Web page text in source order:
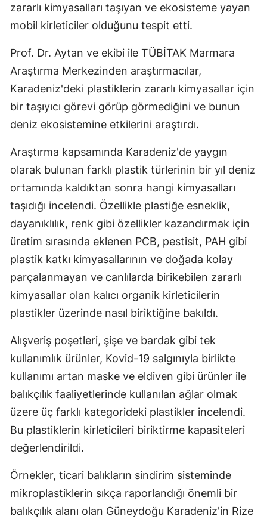
zararlı kimyasalları taşıyan ve ekosisteme yayan
mobil kirleticiler olduğunu tespit etti.
Prof. Dr. Aytan ve ekibi ile TÜBİTAK Marmara
Araştırma Merkezinden araştırmacılar,
Karadeniz'deki plastiklerin zararlı kimyasallar için
bir taşıyıcı görevi görüp görmediğini ve bunun
deniz ekosistemine etkilerini araştırdı.
Araştırma kapsamında Karadeniz'de yaygın
olarak bulunan farklı plastik türlerinin bir yıl deniz
ortamında kaldıktan sonra hangi kimyasalları
taşıdığı incelendi. Özellikle plastiğe esneklik,
dayanıklılık, renk gibi özellikler kazandırmak için
üretim sırasında eklenen PCB, pestisit, PAH gibi
plastik katkı kimyasallarının ve doğada kolay
parçalanmayan ve canlılarda birikebilen zararlı
kimyasallar olan kalıcı organik kirleticilerin
plastikler üzerinde nasıl biriktiğine bakıldı.
Alışveriş poşetleri, şişe ve bardak gibi tek
kullanımlık ürünler, Kovid-19 salgınıyla birlikte
kullanımı artan maske ve eldiven gibi ürünler ile
balıkçılık faaliyetlerinde kullanılan ağlar olmak
üzere üç farklı kategorideki plastikler incelendi.
Bu plastiklerin kirleticileri biriktirme kapasiteleri
değerlendirildi.
Örnekler, ticari balıkların sindirim sisteminde
mikroplastiklerin sıkça raporlandığı önemli bir
balıkçılık alanı olan Güneydoğu Karadeniz'in Rize